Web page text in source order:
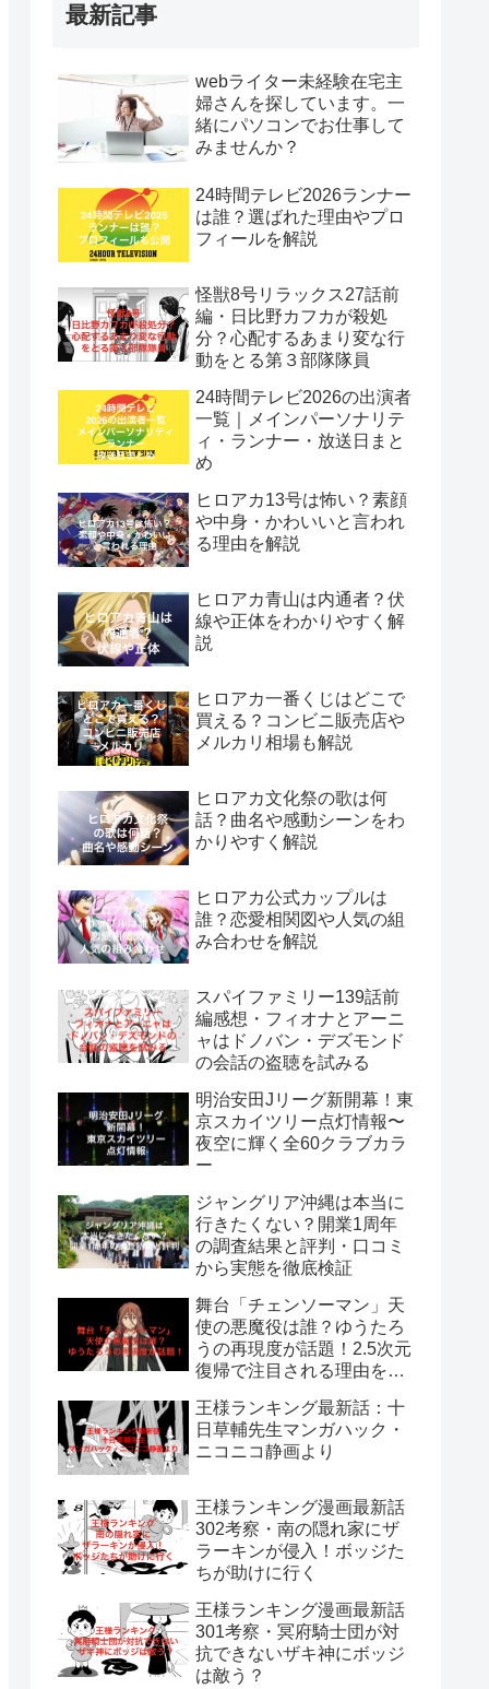
最新記事
webライター未経験在宅主
婦さんを探しています。一
緒にパソコンでお仕事して
みませんか？
24時間テレビ2026ランナー
は誰？選ばれた理由やプロ
フィールを解説
怪獣8号リラックス27話前
編・日比野カフカが殺処
分？心配するあまり変な行
動をとる第３部隊隊員
24時間テレビ2026の出演者
一覧｜メインパーソナリテ
ィ・ランナー・放送日まと
め
ヒロアカ13号は怖い？素顔
や中身・かわいいと言われ
る理由を解説
ヒロアカ青山は内通者？伏
線や正体をわかりやすく解
説
ヒロアカ一番くじはどこで
買える？コンビニ販売店や
メルカリ相場も解説
ヒロアカ文化祭の歌は何
話？曲名や感動シーンをわ
かりやすく解説
ヒロアカ公式カップルは
誰？恋愛相関図や人気の組
み合わせを解説
スパイファミリー139話前
編感想・フィオナとアーニ
ャはドノバン・デズモンド
の会話の盗聴を試みる
明治安田Jリーグ新開幕！東
京スカイツリー点灯情報〜
夜空に輝く全60クラブカラ
ー
ジャングリア沖縄は本当に
行きたくない？開業1周年
の調査結果と評判・口コミ
から実態を徹底検証
舞台「チェンソーマン」天
使の悪魔役は誰？ゆうたろ
うの再現度が話題！2.5次元
復帰で注目される理由を解
王様ランキング最新話：十
日草輔先生マンガハック・
ニコニコ静画より
王様ランキング漫画最新話
302考察・南の隠れ家にザ
ラーキンが侵入！ボッジた
ちが助けに行く
王様ランキング漫画最新話
301考察・冥府騎士団が対
抗できないザキ神にボッジ
は敵う？